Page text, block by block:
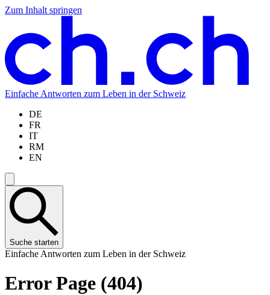
Zum Inhalt springen
Zum
springen
Zur
springen
Zur
springen
Zur
springen
Einfache Antworten zum Leben in der Schweiz
DE
FR
IT
RM
EN
Suche starten
Einfache Antworten zum Leben in der Schweiz
Error Page (404)